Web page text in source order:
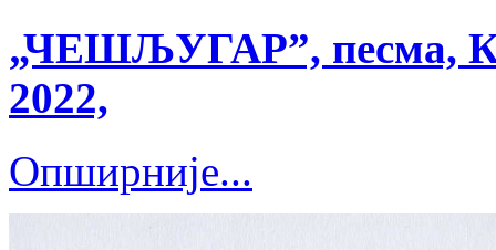
„ЧЕШЉУГАР”, песма,
2022,
Опширније...